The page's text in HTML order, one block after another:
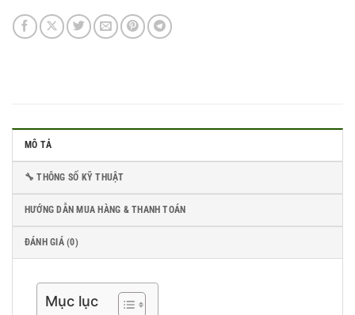
MÔ TẢ
🔧 THÔNG SỐ KỸ THUẬT
HƯỚNG DẪN MUA HÀNG & THANH TOÁN
ĐÁNH GIÁ (0)
Mục lục